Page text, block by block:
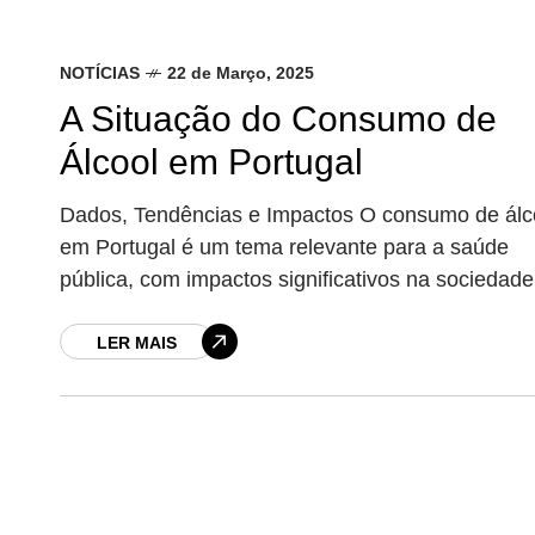
NOTÍCIAS 22 de Março, 2025
A Situação do Consumo de
Álcool em Portugal
Dados, Tendências e Impactos O consumo de
em Portugal é um tema relevante para a saúde
pública, com impactos significativos na
LER MAIS